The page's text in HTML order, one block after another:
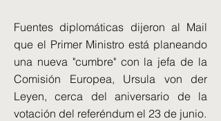
Fuentes diplomáticas dijeron al Mail
que el Primer Ministro está planeando
una nueva "cumbre" con la jefa de la
Comisión Europea, Ursula von der
Leyen, cerca del aniversario de la
votación del referéndum el 23 de junio.